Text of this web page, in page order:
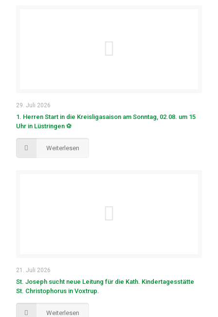
29. Juli 2026
1. Herren Start in die Kreisligasaison am Sonntag, 02.08. um 15
Uhr in Lüstringen ⚽
Weiterlesen
21. Juli 2026
St. Joseph sucht neue Leitung für die Kath. Kindertagesstätte
St. Christophorus in Voxtrup.
Weiterlesen